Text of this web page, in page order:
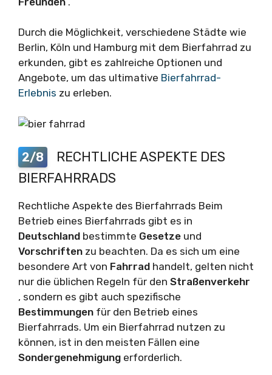
Durch die Möglichkeit, verschiedene Städte wie
Berlin, Köln und Hamburg mit dem Bierfahrrad zu
erkunden, gibt es zahlreiche Optionen und
Angebote, um das ultimative Bierfahrrad-
Erlebnis zu erleben.
2/8
RECHTLICHE ASPEKTE DES
BIERFAHRRADS
Rechtliche Aspekte des Bierfahrrads Beim
Betrieb eines Bierfahrrads gibt es in
Deutschland bestimmte Gesetze und
Vorschriften zu beachten. Da es sich um eine
besondere Art von Fahrrad handelt, gelten nicht
nur die üblichen Regeln für den Straßenverkehr
, sondern es gibt auch spezifische
Bestimmungen für den Betrieb eines
Bierfahrrads. Um ein Bierfahrrad nutzen zu
können, ist in den meisten Fällen eine
Sondergenehmigung erforderlich.